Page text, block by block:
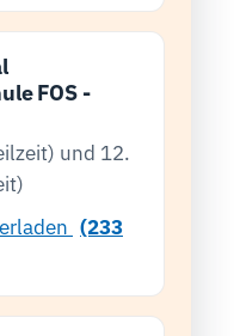
FOS -
und 12.
(233